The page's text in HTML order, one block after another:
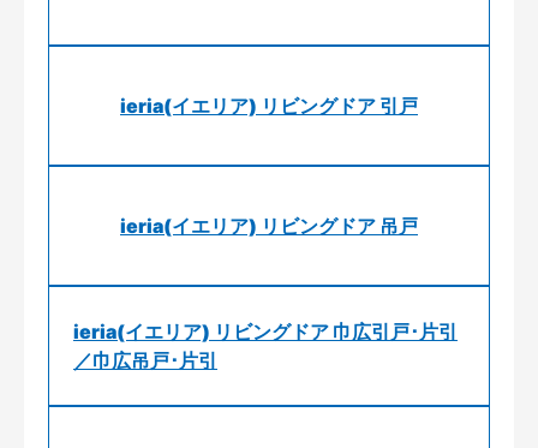
ieria(イエリア) リビングドア 引戸
ieria(イエリア) リビングドア 吊戸
ieria(イエリア) リビングドア 巾広引戸･片引
／巾広吊戸･片引